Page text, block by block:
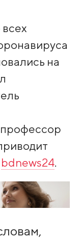
на
bdnews24.